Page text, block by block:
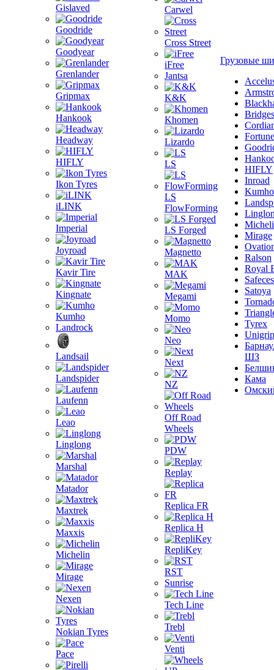
Gislaved
Goodride
Goodyear
Grenlander
Gripmax
Hankook
Headway
HIFLY
Ikon Tyres
iLINK
Imperial
Joyroad
Kavir Tire
Kingnate
Kumho
Landrock
Landsail
Landspider
Laufenn
Leao
Linglong
Marshal
Matador
Maxtrek
Maxxis
Michelin
Mirage
Nexen
Nokian Tyres
Pace
Carwel
Cross Street
iFree
Jantsa
K&K
Khomen
Lizardo
LS
LS
FlowForming
LS Forged
Magnetto
MAK
Megami
Momo
Neo
Next
NZ
Off Road
Wheels
PDW
Replay
Replica FR
Replica H
RepliKey
RST
Sunrise
Tech Line
Trebl
Venti
Грузовые
Fortune
HIFLY
Inroad
Kumho
Mirage
Ralson
Royal
Satoya
Tyrex
Unigrip
ШЗ
Кама